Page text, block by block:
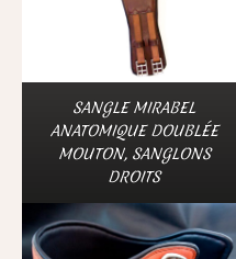
SANGLE MIRABEL
ANATOMIQUE DOUBLÉE
MOUTON, SANGLONS
DROITS